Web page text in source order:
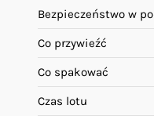
Bezpieczeństwo w
Co przywieźć
Co spakować
Czas lotu